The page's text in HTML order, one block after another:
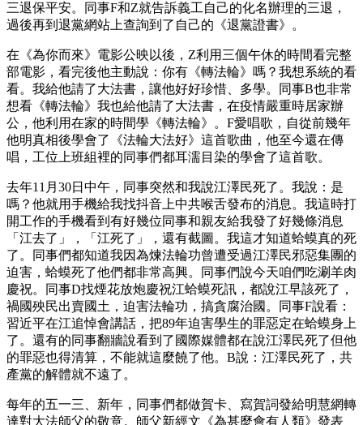
三退保平安。同事F和Z就告訴義工自己的化名辦理的三退，
過後再到退黨網站上查詢到了自己的《退黨證書》。
在《為你而來》電影公映以後，Z利用三個午休的時間看完整
部電影，看完後他主動說：你有《轉法輪》嗎？我想系統的看
看。我給他請了大法書，讓他好好珍惜、多學。同事B也非常
想看《轉法輪》我也給他請了大法書，在疫情嚴重時居家辦
公，他利用在家的時間學《轉法輪》。F愛唱歌，自從前幾年
他明真相後學會了《法輪大法好》這首歌曲，他至今還在傳
唱，工位上班組裡的同事們都耳濡目染的學會了這首歌。
去年11月30日中午，同事突然和我說江澤民死了。我說：是
嗎？他就用手機給我找抖音上中共喉舌發布的消息。我這時打
開工作的手機看到有好幾位同事和親友給我發了好幾條消息
「江去了」，「江死了」，還有截圖。我這才知道蛤蟆真的死
了。同事們都知道我因為煉法輪功曾遭受過江澤民邪惡集團的
迫害，蛤蟆死了他們都非常高興。同事們說今天咱們吃涮羊肉
慶祝。同事D找煙花放炮慶祝江蛤蟆死訊，都說江早該死了，
禍國殃民出賣國土，迫害法輪功，搞貪腐治國。同事F說看：
習近平在江追悼會講話，把89年迫害學生的罪惡定在蛤蟆身上
了。還有的同事翻牆說看到了國際媒體都在說江澤民死了但他
的罪惡也得清算，不能就這麼饒了他。B說：江澤民死了，共
產黨的解體就不遠了。
每年的五一三、新年，同事們都做賀卡、寫賀詞發給明慧網轉
達對大法師父的敬意。師父新經文《為甚麼會有人類》發表